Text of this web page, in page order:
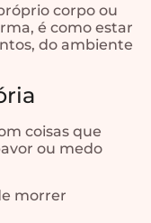
corpo ou
é como estar
do ambiente
coisas que
ou medo
morrer